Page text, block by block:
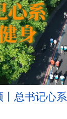
天津
吉林
丨总书记心